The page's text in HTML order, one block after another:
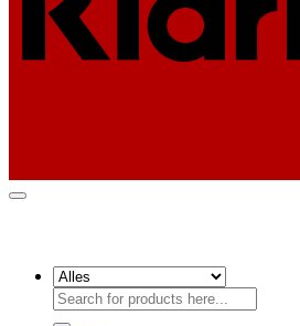
Suchen
nach: